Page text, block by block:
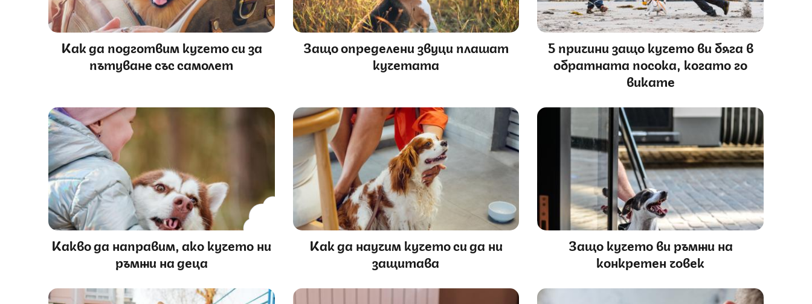
Как да подготвим кучето си за
пътуване със самолет
Защо определени звуци плашат
кучетата
5 причини защо кучето ви бяга в
обратната посока, когато го
викате
Какво да направим, ако кучето ни
ръмжи на деца
Как да научим кучето си да ни
защитава
Защо кучето ви ръмжи на
конкретен човек